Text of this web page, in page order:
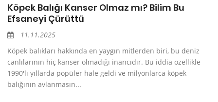
Köpek Balığı Kanser Olmaz mı? Bilim Bu
Efsaneyi Çürüttü
11.11.2025
Köpek balıkları hakkında en yaygın mitlerden biri, bu deniz
canlılarının hiç kanser olmadığı inancıdır. Bu iddia özellikle
1990'lı yıllarda popüler hale geldi ve milyonlarca köpek
balığının avlanmasın...